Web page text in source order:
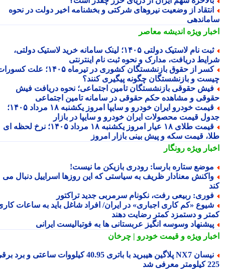
از وضعیت نیروهای شرکتی و بخشنامه اخیر دولت در نحوه
ویژهاندیشه معاصر
ثبت نام لاستیک دولتی ۱۴۰۵؛ لینک سامانه خرید لاستیک دولتی،
دریافت، مدارک و نحوه ثبت نام اینترنتی
کسر از حقوق بازنشستگان کشوری در تیرماه ۱۴۰۵؛ علت کسورات
و بازنشستگان چگونه پیگیری کنند؟
حقوقی بازنشستگان تامین اجتماعی؛ نحوه دریافت فیش
و مشاهده حکم حقوقی در سامانه تامین اجتماعی
قیمت خودرو ایران خودرو و سایپا امروز یکشنبه ۱۸ مرداد ۱۴۰۵؛
قیمت محصولات ایران خودرو و سایپا در بازار
قیمت طلای ۱۸ عیار امروز یکشنبه ۱۸ مرداد ۱۴۰۵؛ نرخ لحظه ای
قیمت سکه و پیش بینی بازار امروز
ویژهرونگار
ستاره بارسا: رودری بازیکن ما نیست!
معنادار ظریف به سیاستی که این روزها اسراییل دنبال می
ربیعی رفت، نکونام سرمربی جدید تراکتور
«کم کاری اجباری» در ایران/ افراد شاغل باید به ساعات کاری
و دستمزد کمتر رضایت دهند
وسوسه انگیز عربستانی ها به فوتبالیست ایرانی
ویژهو قیمت خودرو | چرخان
نیسان NX7 پلاگین هیبرید با باتری 40.95 کیلووات ساعتی و برد برقی